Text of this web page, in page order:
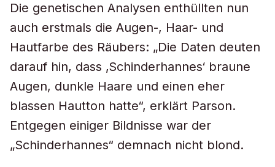
Die genetischen Analysen enthüllten nun
auch erstmals die Augen-, Haar- und
Hautfarbe des Räubers: „Die Daten deuten
darauf hin, dass ‚Schinderhannes‘ braune
Augen, dunkle Haare und einen eher
blassen Hautton hatte“, erklärt Parson.
Entgegen einiger Bildnisse war der
„Schinderhannes“ demnach nicht blond.